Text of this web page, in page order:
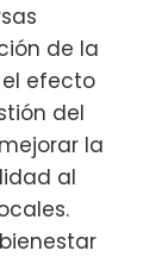
de la
efecto
del
la
al